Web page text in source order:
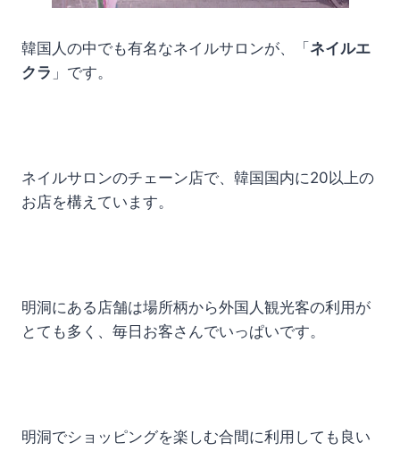
韓国人の中でも有名なネイルサロンが、「 ネイルエ
クラ 」です。
ネイルサロンのチェーン店で、韓国国内に20以上の
お店を構えています。
明洞にある店舗は場所柄から外国人観光客の利用が
とても多く、毎日お客さんでいっぱいです。
明洞でショッピングを楽しむ合間に利用しても良い